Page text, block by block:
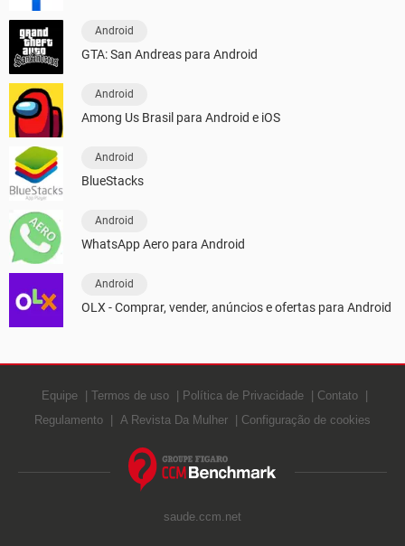
Android
GTA: San Andreas para Android
Android
Among Us Brasil para Android e iOS
Android
BlueStacks
Android
WhatsApp Aero para Android
Android
OLX - Comprar, vender, anúncios e ofertas para Android
Equipe Termos de uso Política de Privacidade
Contato
Regulamento
A Revista Da Mulher Configuração de cookies
saude.ccm.net